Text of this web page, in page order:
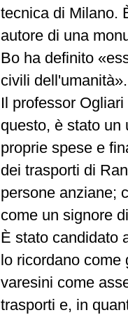
tecnica di Milano.
autore di una
Bo ha definito
civili dell'umanità».
Il professor
questo, è stato un
proprie spese e
dei trasporti di
persone anziane;
come un signore
È stato candidato
lo ricordano come
varesini come
trasporti e, in